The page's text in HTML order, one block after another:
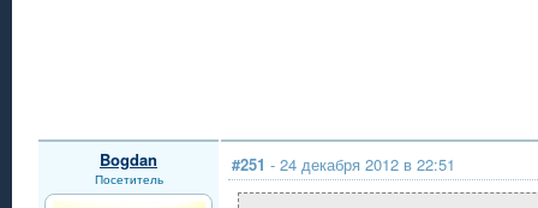
Bogdan
Посетитель
#251 - 24 декабря 2012 в 22:51